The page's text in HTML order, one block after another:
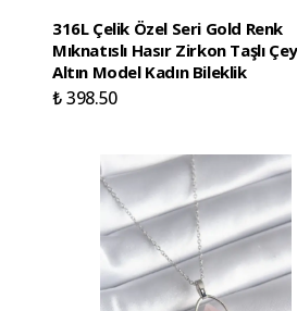
316L Çelik Özel Seri Gold Renk
Mıknatıslı Hasır Zirkon Taşlı
Altın Model Kadın Bileklik
₺ 398.50